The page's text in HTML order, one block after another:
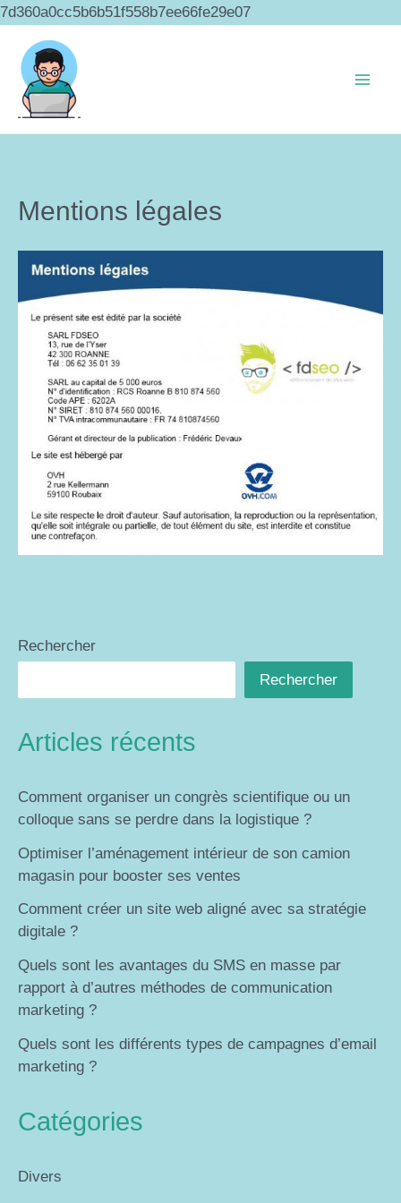
7d360a0cc5b6b51f558b7ee66fe29e07Aller
Mentions légales
Rechercher
Rechercher
Articles récents
Comment organiser un congrès scientifique ou un
colloque sans se perdre dans la logistique ?
Optimiser l’aménagement intérieur de son camion
magasin pour booster ses ventes
Comment créer un site web aligné avec sa stratégie
digitale ?
Quels sont les avantages du SMS en masse par
rapport à d’autres méthodes de communication
marketing ?
Quels sont les différents types de campagnes d’email
marketing ?
Catégories
Divers